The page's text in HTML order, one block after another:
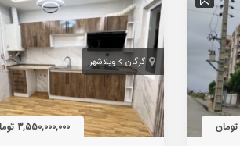
گرگان ویلاشهر
3,550,000,000 تومان